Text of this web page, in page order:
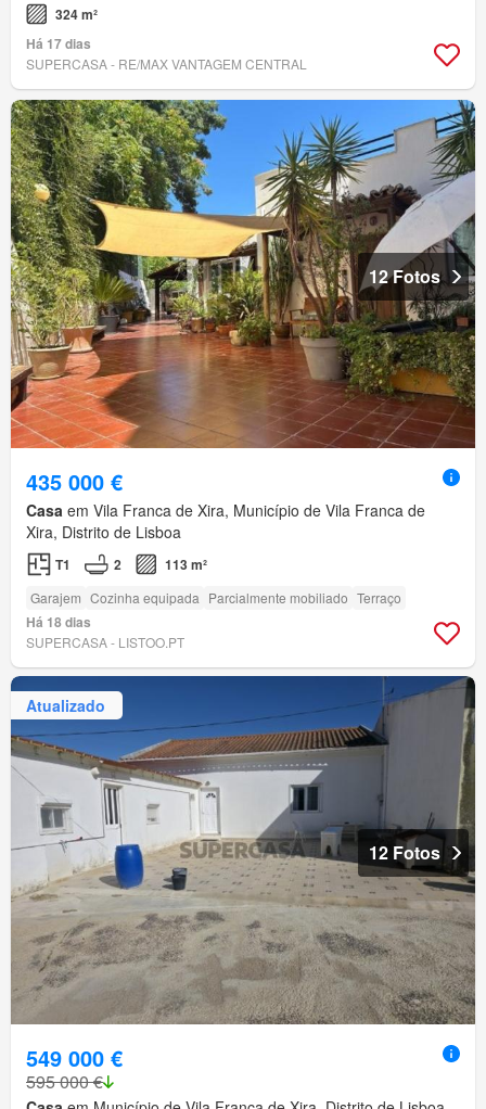
324 m²
Há 17 dias
SUPERCASA - RE/MAX VANTAGEM CENTRAL
12 Fotos
435 000 €
Casa em Vila Franca de Xira, Município de Vila Franca de
Xira, Distrito de Lisboa
T1 2 113 m²
Garajem Cozinha equipada Parcialmente mobiliado Terraço
Há 18 dias
SUPERCASA - LISTOO.PT
Atualizado
12 Fotos
549 000 €
595 000 €